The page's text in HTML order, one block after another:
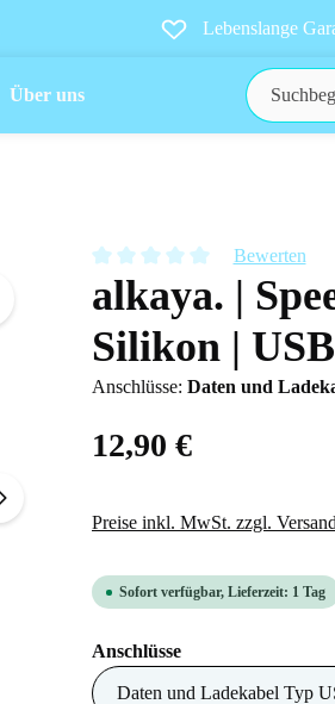
Lebenslange
Über uns
Durchschnittliche Bewertung
Bewerten
alkaya. |
Silikon |
Anschlüsse: Daten und
12,90 €
Preise inkl. MwSt. zzgl.
Sofort verfügbar, Lieferzeit: 1 Tag
Anschlüsseauswählen